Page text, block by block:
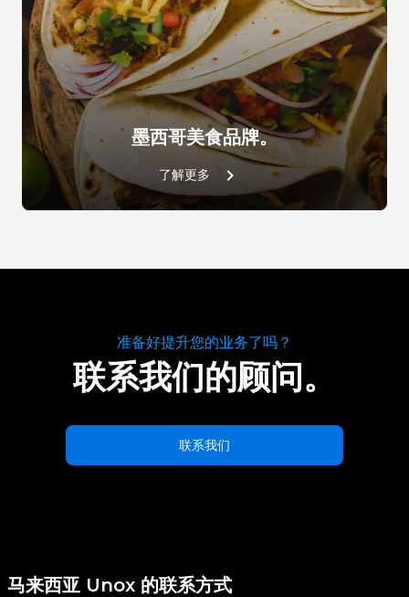
墨西哥美食品牌。
了解更多
准备好提升您的业务了吗？
联系我们的顾问。
联系我们
马来西亚 Unox 的联系方式